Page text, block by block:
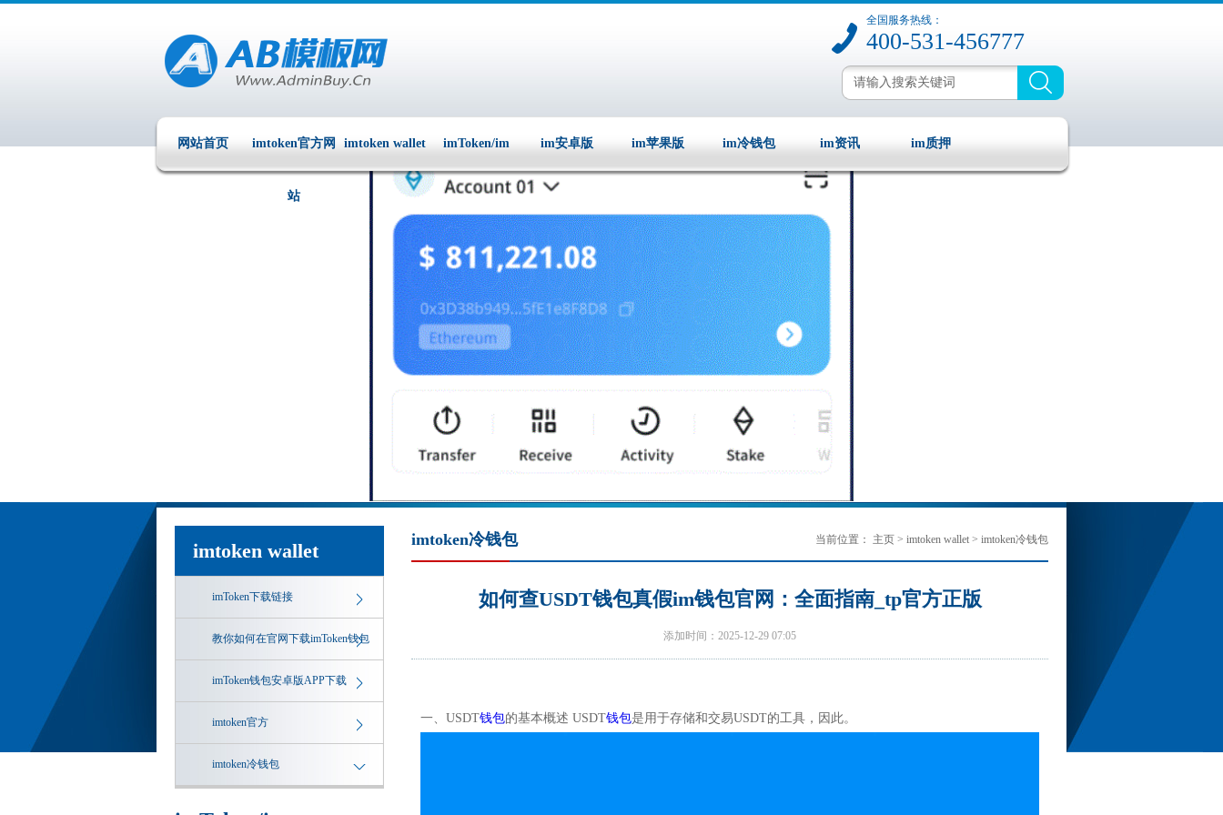
全国服务热线：
400-531-456777
网站首页 imtoken官方网
站
imtoken wallet imToken/im im安卓版 im苹果版 im冷钱包 im资讯 im质押
imtoken wallet
imToken下载链接
教你如何在官网下载imToken钱包
imToken钱包安卓版APP下载
imtoken官方
imtoken冷钱包
imtoken冷钱包 当前位置： 主页 > imtoken wallet > imtoken冷钱包
如何查USDT钱包真假im钱包官网：全面指南_tp官方正版
添加时间：2025-12-29 07:05
一、USDT钱包的基本概述 USDT钱包是用于存储和交易USDT的工具，因此。